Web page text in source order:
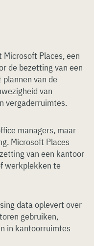
Places, een
de bezetting van een
van de
van
vergaderruimtes.
managers, maar
Microsoft Places
van een kantoor
werkplekken te
data oplevert over
gebruiken,
in kantoorruimtes